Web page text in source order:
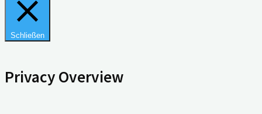
Schließen
Privacy Overview